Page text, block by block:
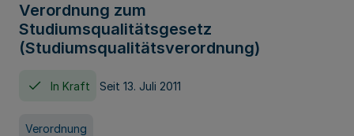
Verordnung zum
Studiumsqualitätsgesetz
(Studiumsqualitätsverordnung)
In Kraft Seit 13. Juli 2011
Verordnung